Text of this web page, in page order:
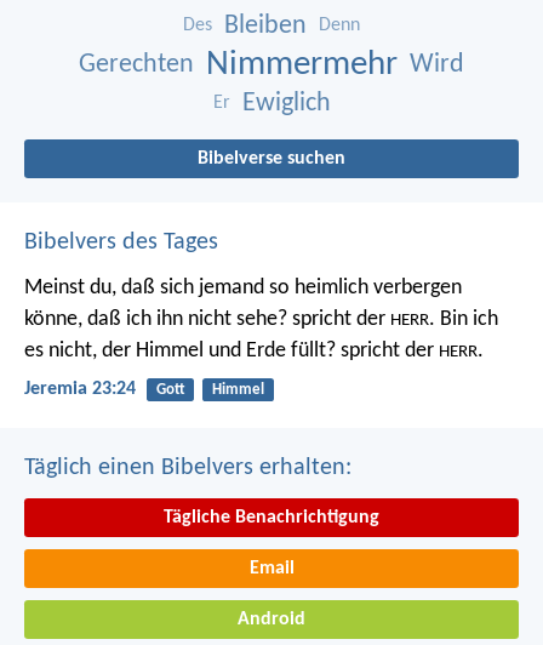
Des Bleiben Denn
Gerechten Nimmermehr Wird
Er Ewiglich
Bibelverse suchen
Bibelvers des Tages
Meinst du, daß sich jemand so heimlich verbergen
könne, daß ich ihn nicht sehe? spricht der HERR. Bin ich
es nicht, der Himmel und Erde füllt? spricht der HERR.
Jeremia 23:24 Gott Himmel
Täglich einen Bibelvers erhalten:
Tägliche Benachrichtigung
Email
Android